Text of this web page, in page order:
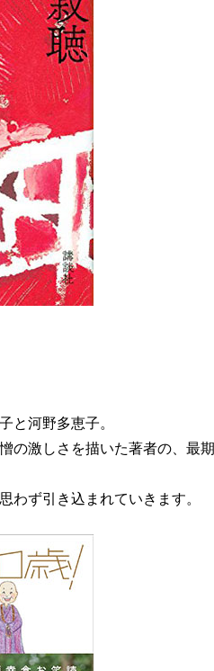
と河野多恵子。
の激しさを描いた著者の、最期
わず引き込まれていきます。